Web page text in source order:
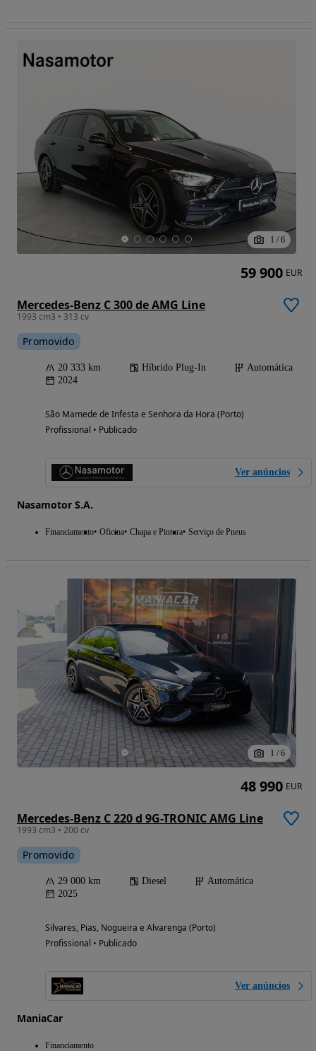
1 / 6
Mercedes-Benz C 300 de AMG Line
1993 cm3 • 313 cv
Promovido
20 333 km Híbrido Plug-In
Automática
2024
São Mamede de Infesta e Senhora da Hora (Porto)
Profissional • Publicado
Ver anúncios
Nasamotor S.A.
Financiamento Oficina Chapa e Pintura Serviço de Pneus
59 900 EUR
1 / 6
Mercedes-Benz C 220 d 9G-TRONIC AMG Line
1993 cm3 • 200 cv
Promovido
29 000 km Diesel
Automática
2025
Silvares, Pias, Nogueira e Alvarenga (Porto)
Profissional • Publicado
Ver anúncios
ManiaCar
Financiamento
48 990 EUR